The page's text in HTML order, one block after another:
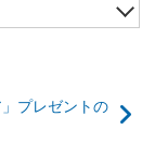
プレゼントの